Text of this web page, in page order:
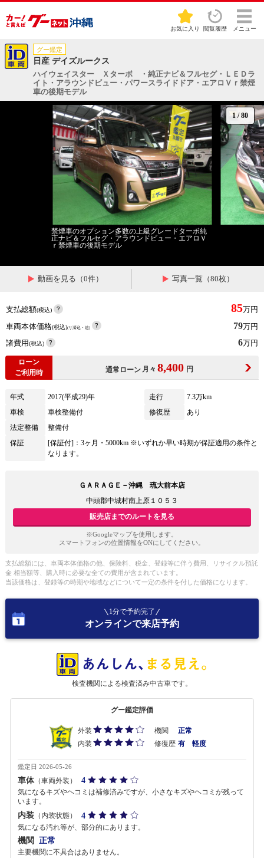
お気に入り 閲覧履歴 メニュー
グー鑑定
日産 デイズルークス
ハイウェイスター Ｘターボ ・純正ナビ＆フルセグ・ＬＥＤラ
イト・アラウンドビュー・パワースライドドア・エアロＶｒ禁煙
車の後期モデル
1 /80
禁煙車のオプション多数の上級グレードターボ純
正ナビ＆フルセグ・アラウンドビュー・エアロＶ
ｒ禁煙車の後期モデル
動画を見る（0件） 写真一覧（80枚）
支払総額(税込) 85万円
車両本体価格(税込)(リ済込・追) 79万円
諸費用(税込) 6万円
ローン
ご利用時
通常ローン 月々 8,400 円
年式 2017(平成29)年 走行
7.3万km
車検
車検整備付 修復歴
あり
法定整備
整備付
保証
[保証付]：3ヶ月・5000km ※いずれか早い時期が保証適用の条件と
なります。
ＧＡＲＡＧＥ－沖縄 琉大前本店
中頭郡中城村南上原１０５３
販売店までのルートを見る
※Googleマップを使用します。
スマートフォンの位置情報をONにしてください。
支払総額には、車両本体価格の他、保険料、税金、登録等に伴う費用、リサイクル預託
金 相当額等、購入時に必要な全ての費用が含まれています。
当該価格は、登録等の時期や地域などについて一定の条件を付した価格になります。
1分で予約完了
オンラインで来店予約
検査機関による検査済み中古車です。
グー鑑定評価
外装 機関
正常
内装
修復歴 有 軽度
鑑定日 2026-05-26
車体（車両外装） 4
気になるキズやヘコミは補修済みですが、小さなキズやヘコミが残って
います。
内装 （内装状態） 4
気になる汚れ等が、部分的にあります。
機関 正常
主要機関に不具合はありません。